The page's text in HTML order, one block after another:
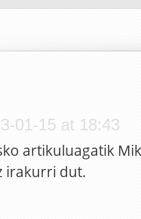
01-15 at 18:43
artikuluagatik
irakurri dut.